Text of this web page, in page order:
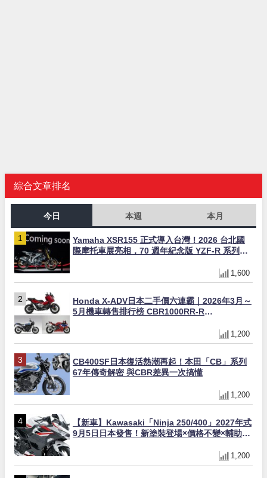
綜合文章排名
今日 本週 本月
Yamaha XSR155 正式導入台灣！2026 台北國
際摩托車展亮相，70 週年紀念版 YZF-R 系列限
1,600
Honda X-ADV日本二手價六連霸｜2026年3月～
5月機車轉售排行榜 CBR1000RR-R
1,200
CB400SF日本復活熱潮再起！本田「CB」系列
67年傳奇解密 與CBR差異一次搞懂
1,200
【新車】Kawasaki「Ninja 250/400」2027年式
9月5日日本發售！新塗裝登場×價格不變×輔助滑
1,200